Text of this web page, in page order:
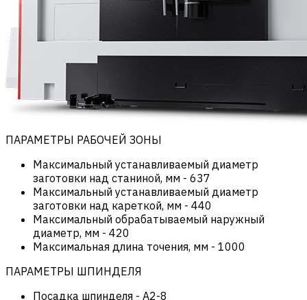
ПАРАМЕТРЫ РАБОЧЕЙ ЗОНЫ
Максимальный устанавливаемый диаметр
заготовки над станиной, мм - 637
Максимальный устанавливаемый диаметр
заготовки над кареткой, мм - 440
Максимальный обрабатываемый наружный
диаметр, мм - 420
Максимальная длина точения, мм - 1000
ПАРАМЕТРЫ ШПИНДЕЛЯ
Посадка шпинделя - А2-8